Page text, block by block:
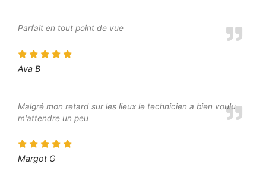
Parfait en tout point de vue
Ava B
Malgré mon retard sur les lieux le technicien a bien voulu
m'attendre un peu
Margot G